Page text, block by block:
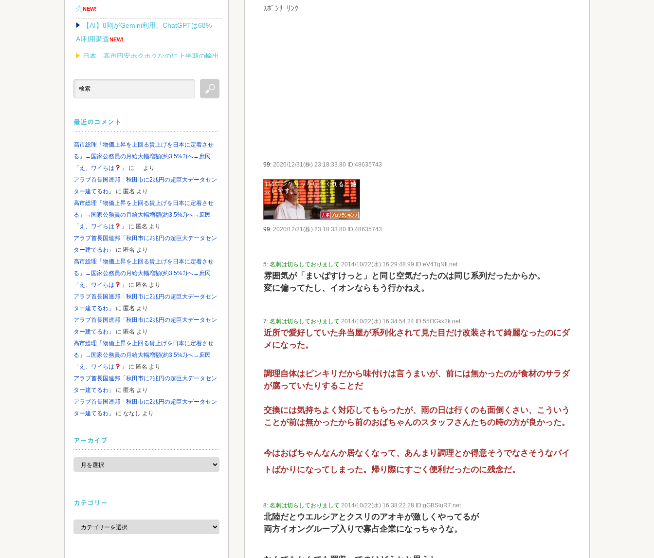
ｽﾎﾟﾝｻｰﾘﾝｸ
99: 2020/12/31(株) 23:18:33.80 ID:48635743
99: 2020/12/31(株) 23:18:33.80 ID:48635743
5: 名刺は切らしておりまして 2014/10/22(水) 16:29:48.99 ID:eV4TgNIl.net
雰囲気が「まいばすけっと」と同じ空気だったのは同じ系列だったからか。
変に偏ってたし、イオンならもう行かねえ。
7: 名刺は切らしておりまして 2014/10/22(水) 16:34:54.24 ID:55OGkk2k.net
近所で愛好していた弁当屋が系列化されて見た目だけ改装されて綺麗なったのにダ
メになった。
調理自体はピンキリだから味付けは言うまいが、前には無かったのが食材のサラダ
が腐っていたりすることだ
交換には気持ちよく対応してもらったが、雨の日は行くのも面倒くさい、こういう
ことが前は無かったから前のおばちゃんのスタッフさんたちの時の方が良かった。
今はおばちゃんなんか居なくなって、あんまり調理とか得意そうでなさそうなバイ
トばかりになってしまった。帰り際にすごく便利だったのに残念だ。
8: 名刺は切らしておりまして 2014/10/22(水) 16:38:22.28 ID:gGBSluR7.net
北陸だとウエルシアとクスリのアオキが激しくやってるが
両方イオングループ入りで寡占企業になっちゃうな。
売NEW!
【AI】8割がGemini利用、ChatGPTは68%
AI利用調査NEW!
日本、高市円安ホクホクなのに上半期の輸出
Powered by livedoor 相互RSS
最近のコメント
高市総理「物価上昇を上回る賃上げを日本に定着させ
る」→国家公務員の月給大幅増額(約3.5%⤴)へ→庶民
「え、ワイらは
」 に
より
アラブ首長国連邦「秋田市に2兆円の超巨大データセン
ター建てるわ」
に 匿名 より
高市総理「物価上昇を上回る賃上げを日本に定着させ
る」→国家公務員の月給大幅増額(約3.5%⤴)へ→庶民
「え、ワイらは
」 に 匿名 より
アラブ首長国連邦「秋田市に2兆円の超巨大データセン
ター建てるわ」
に 匿名 より
高市総理「物価上昇を上回る賃上げを日本に定着させ
る」→国家公務員の月給大幅増額(約3.5%⤴)へ→庶民
「え、ワイらは
」 に 匿名 より
アラブ首長国連邦「秋田市に2兆円の超巨大データセン
ター建てるわ」
に 匿名 より
アラブ首長国連邦「秋田市に2兆円の超巨大データセン
ター建てるわ」
に 匿名 より
高市総理「物価上昇を上回る賃上げを日本に定着させ
る」→国家公務員の月給大幅増額(約3.5%⤴)へ→庶民
「え、ワイらは
」 に 匿名 より
アラブ首長国連邦「秋田市に2兆円の超巨大データセン
ター建てるわ」
に 匿名 より
アラブ首長国連邦「秋田市に2兆円の超巨大データセン
ター建てるわ」
に ななし より
アーカイブ
ア
カ
カテゴリー
カ
ゴ